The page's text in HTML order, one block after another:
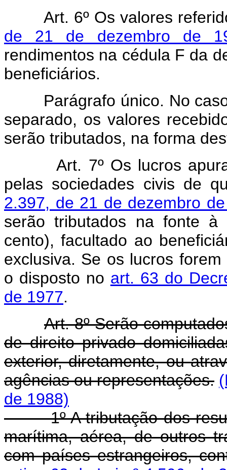
Art. 6º Os valores
de 21 de dezembro de
rendimentos na cédula F da
beneficiários.
Parágrafo único. No caso
separado, os valores
serão tributados, na forma
Art. 7º Os lucros
pelas sociedades civis de
2.397, de 21 de dezembro
serão tributados na fonte
cento), facultado ao
exclusiva. Se os lucros
o disposto no art. 63 do
de 1977.
Art. 8º Serão
de direito privado
exterior, diretamente, ou
agências ou representações.
de 1988)
1º A tributação dos
marítima, aérea, de outros
com países estrangeiros,